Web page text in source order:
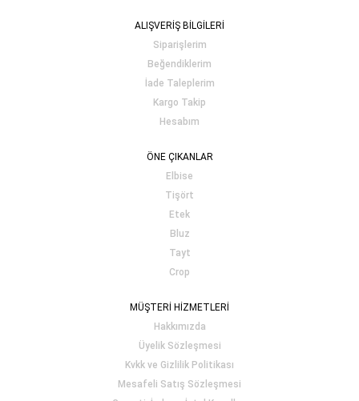
ALIŞVERİŞ BİLGİLERİ
Siparişlerim
Beğendiklerim
İade Taleplerim
Kargo Takip
Hesabım
ÖNE ÇIKANLAR
Elbise
Tişört
Etek
Bluz
Tayt
Crop
MÜŞTERİ HİZMETLERİ
Hakkımızda
Üyelik Sözleşmesi
Kvkk ve Gizlilik Politikası
Mesafeli Satış Sözleşmesi